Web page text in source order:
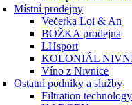
Místní prodejny
Večerka Loi & An
BOŽKA prodejna
LHsport
KOLONIÁL
Víno z Nivnice
Ostatní podniky a služby
Filtration